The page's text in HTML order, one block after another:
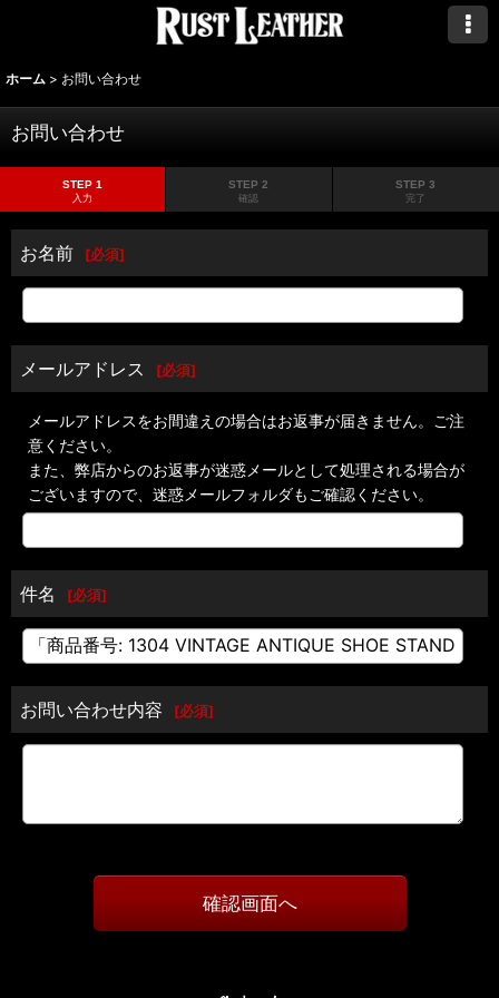
ホーム > お問い合わせ
お問い合わせ
STEP 1
入力
STEP 2
確認
STEP 3
完了
お名前 [必須]
メールアドレス [必須]
メールアドレスをお間違えの場合はお返事が届きません。ご注
意ください。
また、弊店からのお返事が迷惑メールとして処理される場合が
ございますので、迷惑メールフォルダもご確認ください。
件名 [必須]
お問い合わせ内容 [必須]
確認画面へ